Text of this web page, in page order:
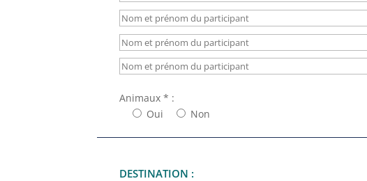
Animaux * :
Oui
Non
DESTINATION :